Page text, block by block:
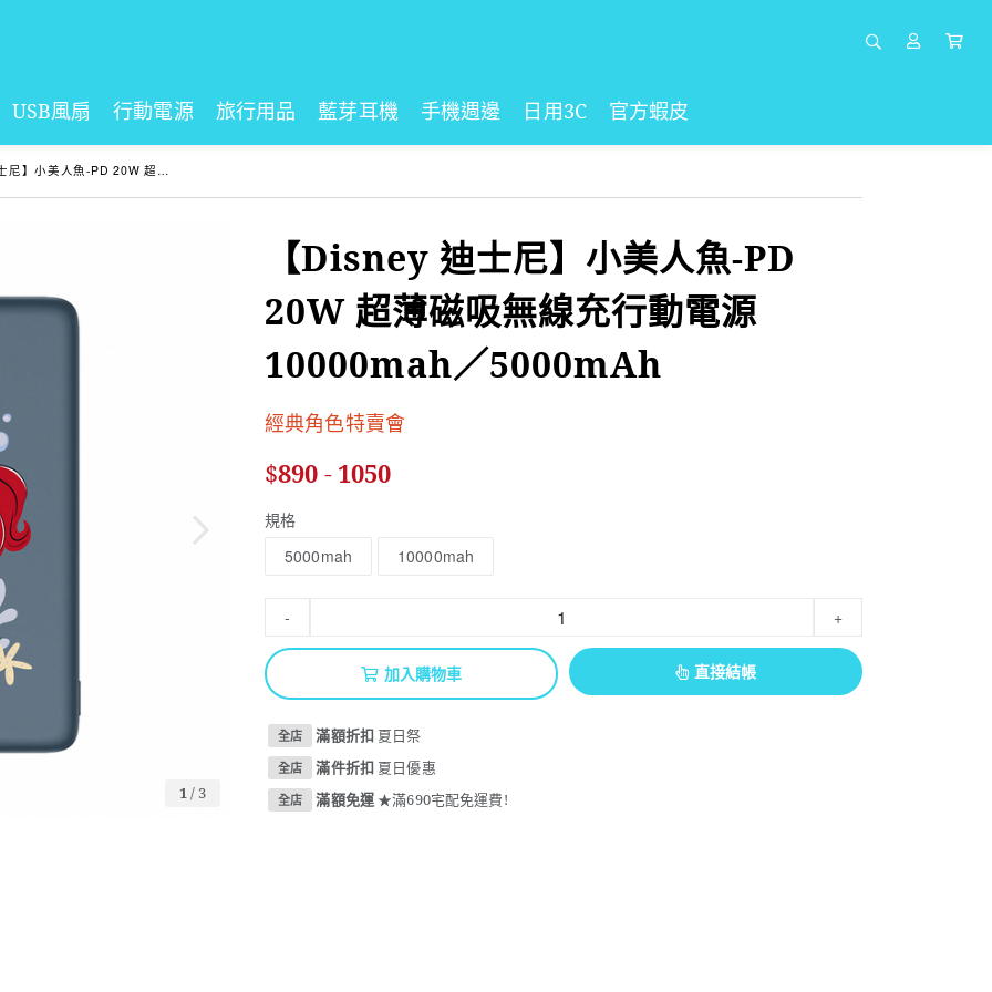
USB風扇 行動電源 旅行用品 藍芽耳機 手機週邊 日用3C 官方蝦皮
20W 超薄磁吸無線充行動電源 10000mah／5000mAh
1/ 3
【Disney 迪士尼】小美人魚-PD
20W 超薄磁吸無線充行動電源
10000mah／5000mAh
經典角色特賣會
$890 - 1050
規格
5000mah 10000mah
- +
加入購物車 直接結帳
全店 滿額折扣 夏日祭
全店 滿件折扣 夏日優惠
全店 滿額免運 ★滿690宅配免運費!